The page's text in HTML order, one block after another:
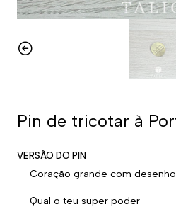
Pin de tricotar à
VERSÃO DO PIN
Coração grande com desenho
Qual o teu super poder